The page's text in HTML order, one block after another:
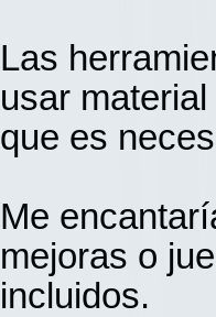
Las
usar
que es
Me
mejoras o
incluidos.